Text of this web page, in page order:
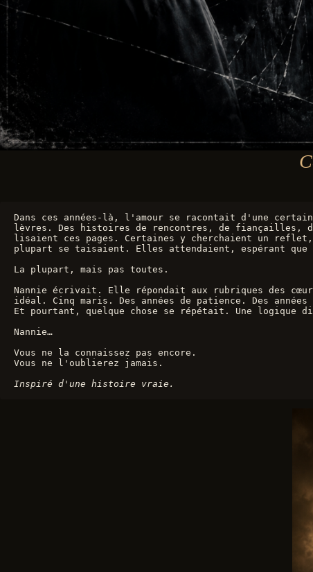
Dans ces années-là, l'amour se racontait d'une
lèvres. Des histoires de rencontres, de fiançailles,
lisaient ces pages. Certaines y cherchaient un
plupart se taisaient. Elles attendaient, espérant
La plupart, mais pas toutes.
Nannie écrivait. Elle répondait aux rubriques des
idéal. Cinq maris. Des années de patience. Des
Et pourtant, quelque chose se répétait. Une logique
Nannie…
Vous ne la connaissez pas encore.
Vous ne l'oublierez jamais.
Inspiré d'une histoire vraie.